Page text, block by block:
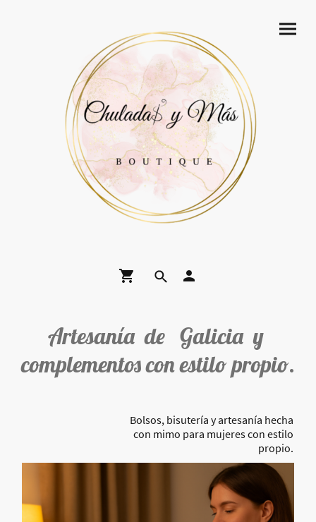
Artesanía de Galicia y
complementos con estilo propio.
Bolsos, bisutería y artesanía hecha
con mimo para mujeres con estilo
propio.